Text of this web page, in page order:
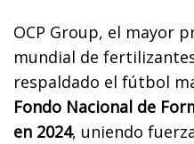
OCP Group, el mayor
mundial de
respaldado el fútbol
Fondo Nacional de
en 2024, uniendo